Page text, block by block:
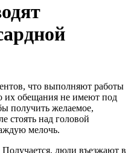
что выполняют работы
их обещания не имеют под
получить желаемое,
стоять над головой
мелочь.
люди въезжают в